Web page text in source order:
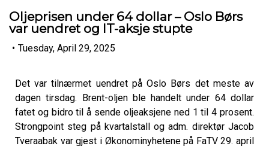
Oljeprisen under 64 dollar – Oslo Børs
var uendret og IT-aksje stupte
• Tuesday, April 29, 2025
Det var tilnærmet uendret på Oslo Børs det meste av
dagen tirsdag. Brent-oljen ble handelt under 64 dollar
fatet og bidro til å sende oljeaksjene ned 1 til 4 prosent.
Strongpoint steg på kvartalstall og adm. direktør Jacob
Tveraabak var gjest i Økonominyhetene på FaTV 29. april